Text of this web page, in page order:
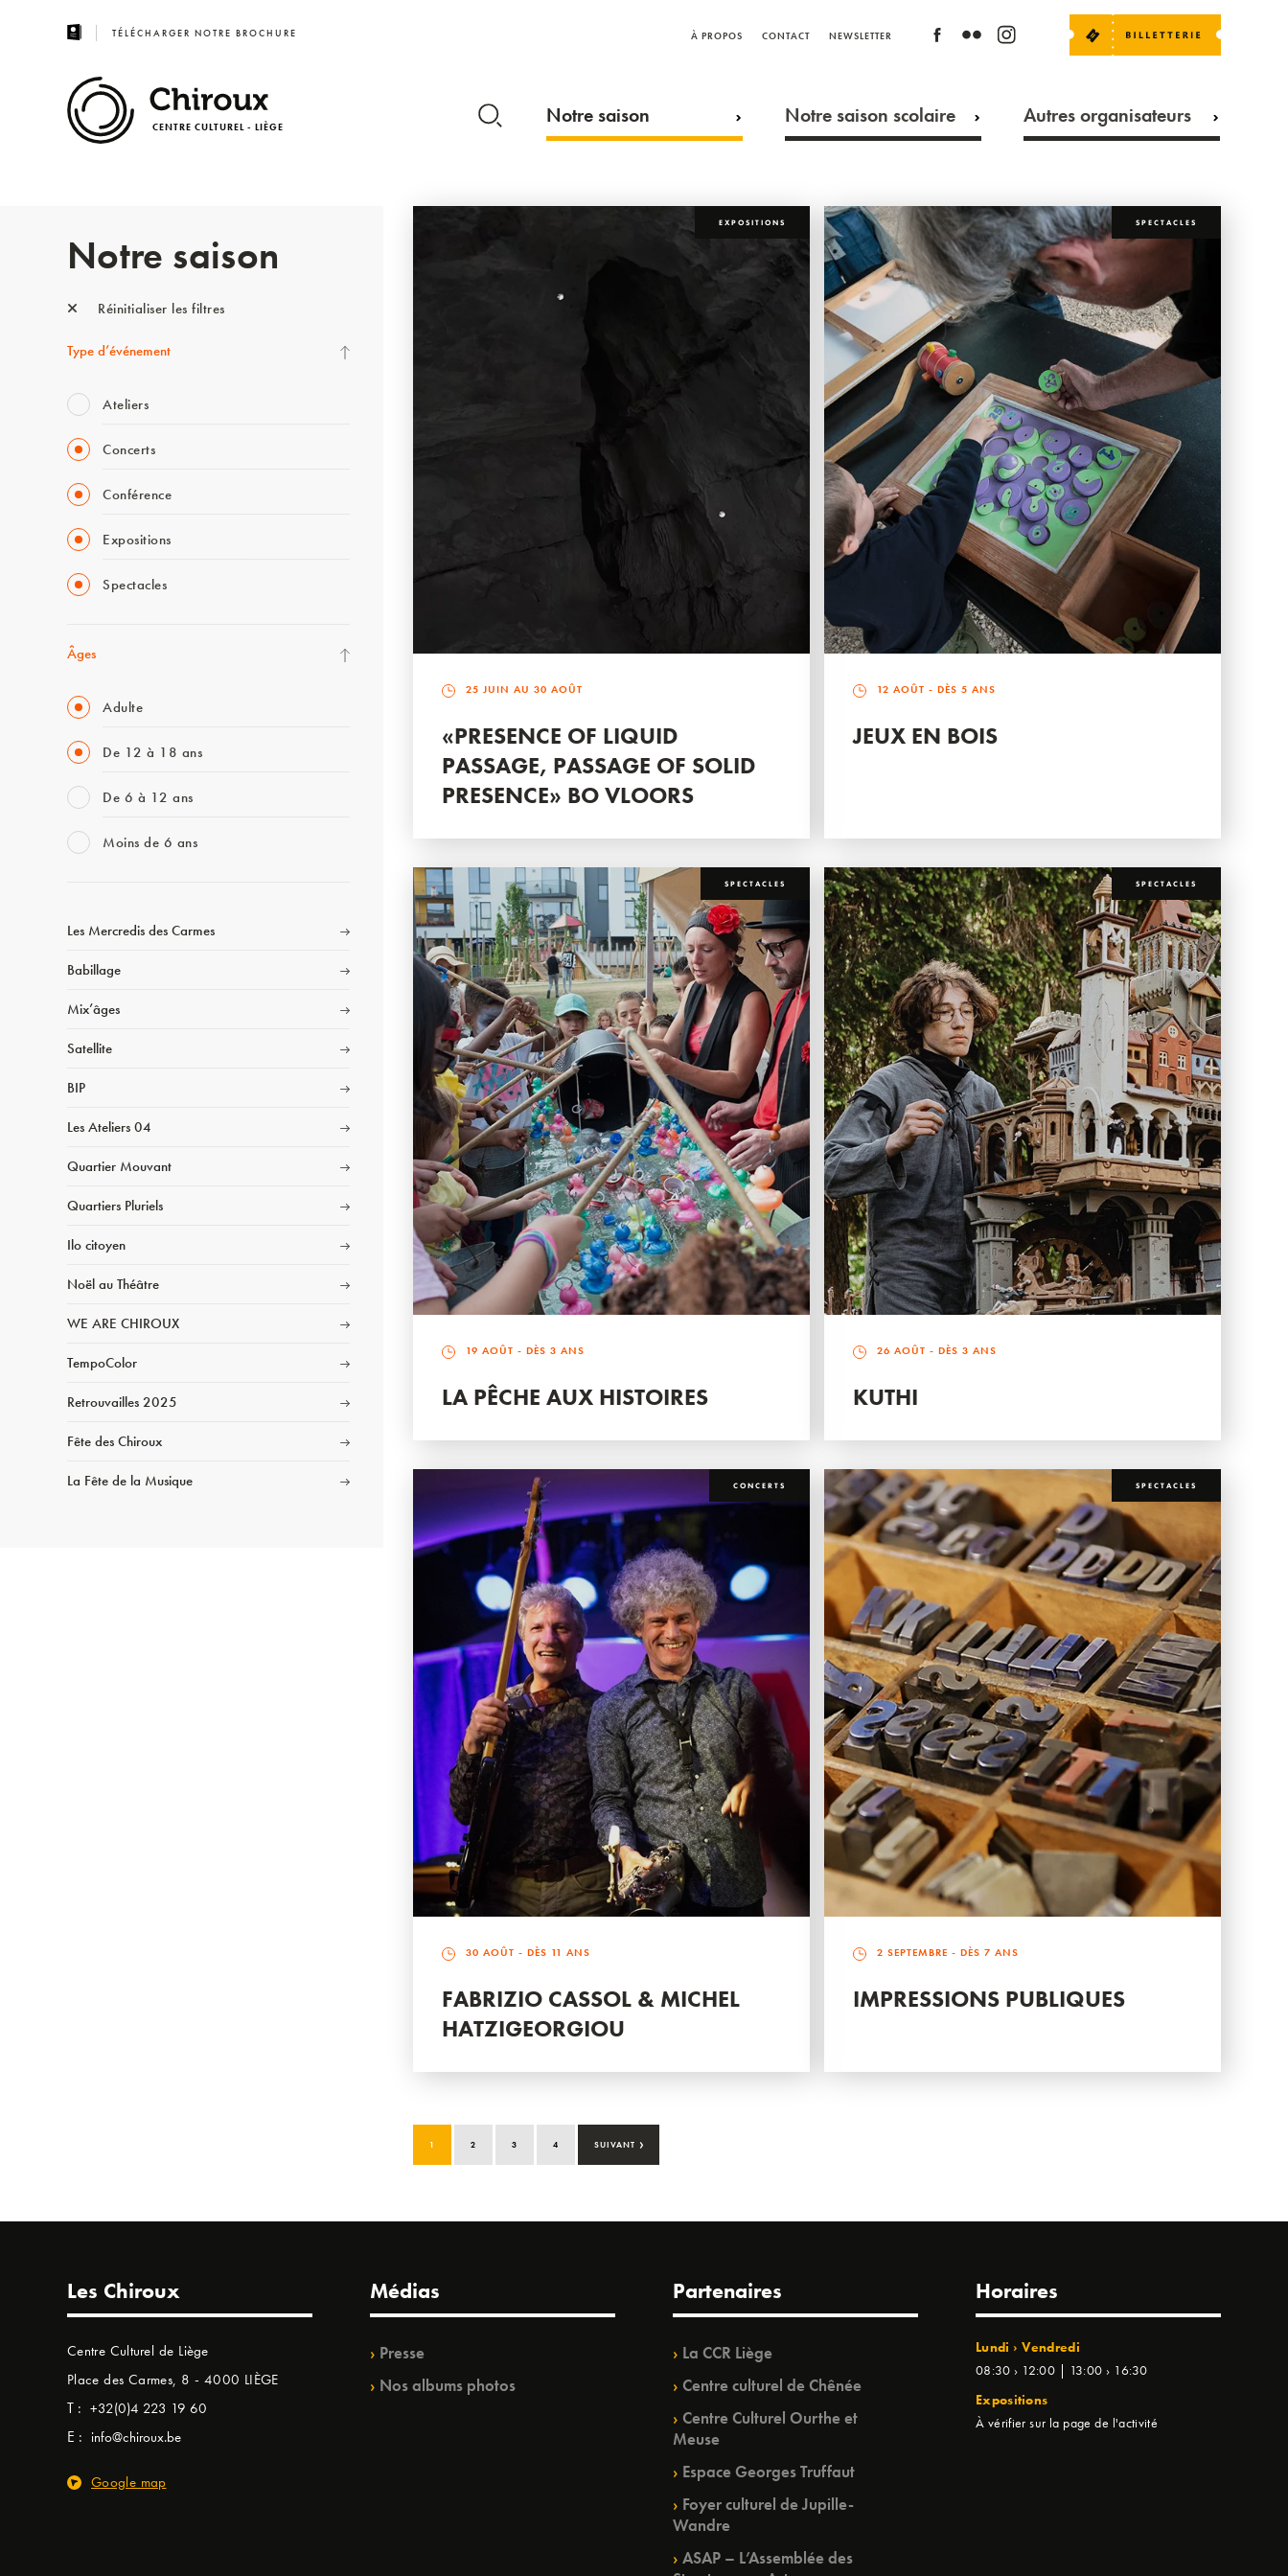
TÉLÉCHARGER NOTRE BROCHURE À PROPOS CONTACT NEWSLETTER
CENTRE CULTUREL - LIÈGE Notre saison Notre saison scolaire Autres organisateurs
Notre saison
Réinitialiser les filtres
Type d’événement
Ateliers
Concerts
Conférence
Expositions
Spectacles
Âges
Adulte
De 12 à 18 ans
De 6 à 12 ans
Moins de 6 ans
Les Mercredis des Carmes
Babillage
Mix’âges
Satellite
BIP
Les Ateliers 04
Quartier Mouvant
Quartiers Pluriels
Ilo citoyen
Noël au Théâtre
WE ARE CHIROUX
TempoColor
Retrouvailles 2025
Fête des Chiroux
La Fête de la Musique
EXPOSITIONS
25 JUIN AU 30 AOÛT
«PRESENCE OF LIQUID
PASSAGE, PASSAGE OF SOLID
PRESENCE» BO VLOORS
SPECTACLES
12 AOÛT - DÈS 5 ANS
JEUX EN BOIS
SPECTACLES
19 AOÛT - DÈS 3 ANS
LA PÊCHE AUX HISTOIRES
SPECTACLES
26 AOÛT - DÈS 3 ANS
KUTHI
CONCERTS
30 AOÛT - DÈS 11 ANS
FABRIZIO CASSOL & MICHEL
HATZIGEORGIOU
SPECTACLES
2 SEPTEMBRE - DÈS 7 ANS
IMPRESSIONS PUBLIQUES
1 2 3 4 SUIVANT ›
Les Chiroux
Centre Culturel de Liège
Place des Carmes, 8 - 4000 LIÈGE
T : +32(0)4 223 19 60
E : info@chiroux.be
Google map
Médias
Presse
Nos albums photos
Partenaires
La CCR Liège
Centre culturel de Chênée
Centre Culturel Ourthe et
Meuse
Espace Georges Truffaut
Foyer culturel de Jupille-
Wandre
ASAP – L’Assemblée des
Horaires
Lundi › Vendredi
08:30 › 12:00 | 13:00 › 16:30
Expositions
À vérifier sur la page de l'activité